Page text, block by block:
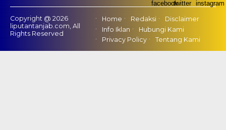
Copyright @ 2026
liputantanjab.com, All
Rights Reserved
Home Redaksi
Disclaimer
Info Iklan
Hubungi Kami
Privacy Policy
Tentang Kami